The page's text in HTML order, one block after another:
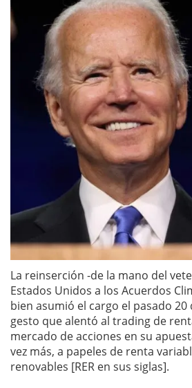
La reinserción -de la mano del
Estados Unidos a los Acuerdos
bien asumió el cargo el pasado 20
gesto que alentó al trading de
mercado de acciones en su
vez más, a papeles de renta
renovables [RER en sus siglas].